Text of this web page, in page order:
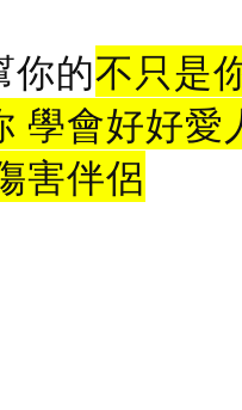
你的不只是
學會好好愛
害伴侶